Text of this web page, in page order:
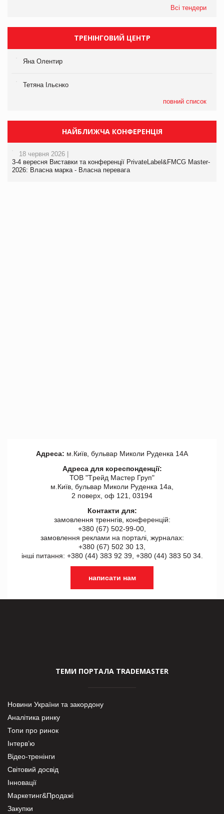
Всі тендери
ТРЕНІНГОВИЙ ЦЕНТР
Яна Олентир
Тетяна Ільєнко
повний список
НАЙБЛИЖЧА КОНФЕРЕНЦІЯ
18 червня 2026 |
3-4 вересня Виставки та конференції PrivateLabel&FMCG Master-
2026: Власна марка - Власна перевага
Адреса: м.Київ, бульвар Миколи Руденка 14А
Адреса для кореспонденції:
ТОВ "Tрейд Мастер Груп"
м.Київ, бульвар Миколи Руденка 14а,
2 поверх, оф 121, 03194
Контакти для:
замовлення треннгів, конференцій:
+380 (67) 502-99-00,
замовлення реклами на порталі, журналах:
+380 (67) 502 30 13,
інші питання: +380 (44) 383 92 39, +380 (44) 383 50 34.
написати нам
ТЕМИ ПОРТАЛА TRADEMASTER
Новини України та закордону
Аналітика ринку
Топи про ринок
Інтерв’ю
Відео-тренінги
Світовий досвід
Інновації
Маркетинг&Продажі
Закупки